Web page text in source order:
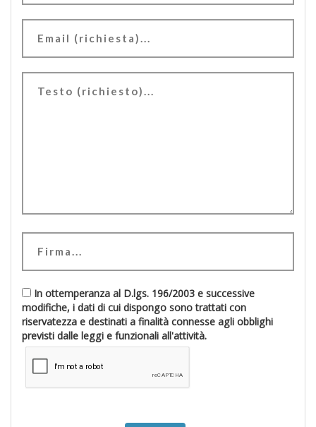
In ottemperanza al D.lgs. 196/2003 e successive
modifiche, i dati di cui dispongo sono trattati con
riservatezza e destinati a finalità connesse agli obblighi
previsti dalle leggi e funzionali all'attività.